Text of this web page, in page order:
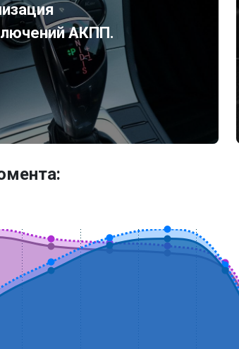
АКПП.